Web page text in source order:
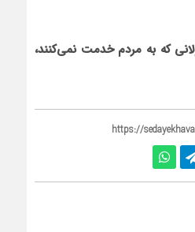
که به مردم خدمت نمی‌کنند،
https://